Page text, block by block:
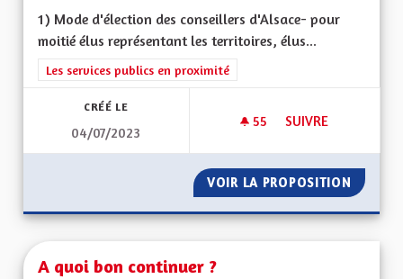
1) Mode d'élection des conseillers d'Alsace- pour
moitié élus représentant les territoires, élus...
Filtrer les résultats de la catégorie : Les services publics en
Les services publics en proximité
CRÉÉ LE
04/07/2023
55 55 ABONNÉS
SUIVRE
VOIR LA PROPOSITION
A quoi bon continuer ?